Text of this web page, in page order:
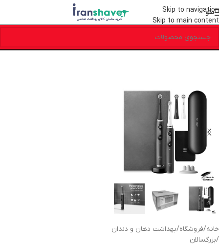
Skip to navigation
Skip to main content
منو
خانه/فروشگاه/بهداشت دهان و دندان
/بزرگسالان